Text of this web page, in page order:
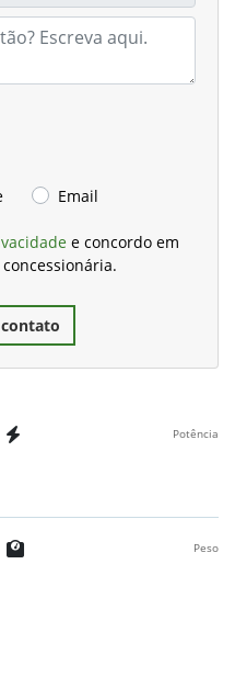
Email
e concordo em
Potência
Peso